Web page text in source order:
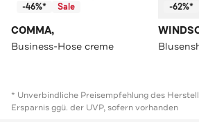
-46%* Sale
COMMA,
Business-Hose creme
-62%*
* Unverbindliche Preisempfehlung des
Ersparnis ggü. der UVP, sofern vorhanden